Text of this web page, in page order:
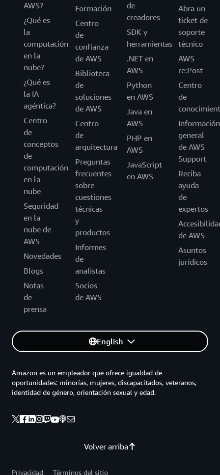
AWS?
¿Qué es
la
computación
en la
nube?
¿Qué es
la IA
agéntica?
Centro
de
conceptos
de
computación
en la
nube
Seguridad
en la
nube de
AWS
Novedades
Blogs
Notas
de
prensa
Formación
Centro
de
confianza
de AWS
Biblioteca
de
soluciones
de AWS
Centro
de
arquitectura
Preguntas
frecuentes
sobre
cuestiones
técnicas
y
productos
Informes
de
analistas
Socios
de AWS
de
creadores
SDK y
herramientas
.NET en
AWS
Python
en AWS
Java en
AWS
PHP en
AWS
JavaScript
en AWS
Abra un
ticket de
soporte
técnico
AWS
re:Post
Centro
de
Información
general
de AWS
Support
Reciba
ayuda
de
expertos
de AWS
Asuntos
jurídicos
English
Volver arriba
Amazon es un empleador que ofrece igualdad de
oportunidades: minorías, mujeres, discapacitados, veteranos,
identidad de género, orientación sexual y edad.
Privacidad Términos del sitio